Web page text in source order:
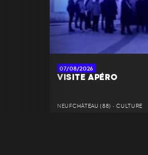
07/08/2026
VISITE APÉRO
NEUFCHÂTEAU (88) • CULTURE